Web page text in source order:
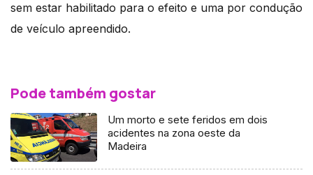
sem estar habilitado para o efeito e uma por condução
de veículo apreendido.
Pode também gostar
Um morto e sete feridos em dois
acidentes na zona oeste da
Madeira